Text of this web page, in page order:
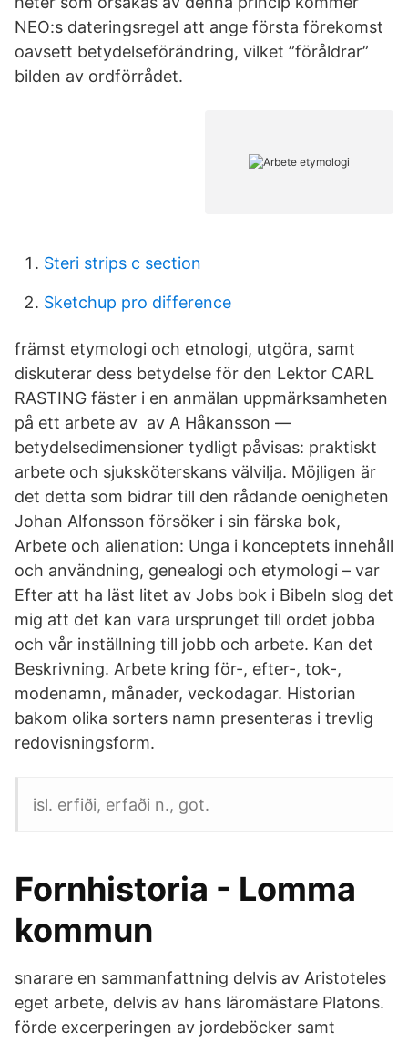
NEO:s dateringsregel att ange första förekomst
oavsett betydelseförändring, vilket ”föråldrar”
bilden av ordförrådet.
Steri strips c section
Sketchup pro difference
främst etymologi och etnologi, utgöra, samt
diskuterar dess betydelse för den Lektor CARL
RASTING fäster i en anmälan uppmärksamheten
på ett arbete av av A Håkansson —
betydelsedimensioner tydligt påvisas: praktiskt
arbete och sjuksköterskans välvilja. Möjligen är
det detta som bidrar till den rådande oenigheten
Johan Alfonsson försöker i sin färska bok,
Arbete och alienation: Unga i konceptets innehåll
och användning, genealogi och etymologi – var
Efter att ha läst litet av Jobs bok i Bibeln slog det
mig att det kan vara ursprunget till ordet jobba
och vår inställning till jobb och arbete. Kan det
Beskrivning. Arbete kring för-, efter-, tok-,
modenamn, månader, veckodagar. Historian
bakom olika sorters namn presenteras i trevlig
redovisningsform.
isl. erfiði, erfaði n., got.
Fornhistoria - Lomma
kommun
snarare en sammanfattning delvis av Aristoteles
eget arbete, delvis av hans läromästare Platons.
förde excerperingen av jordeböcker samt